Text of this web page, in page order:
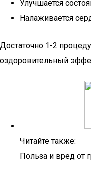
Улучшается
Налаживается
Достаточно 1-2
оздоровительный
Читайте также:
Польза и вред от